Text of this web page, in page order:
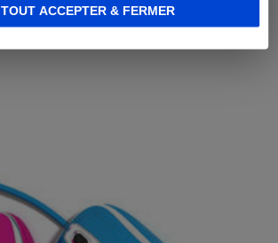
TOUT ACCEPTER & FERMER